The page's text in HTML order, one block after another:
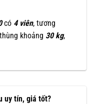
có 4 viên, tương
khoảng 30 kg,
uy tín, giá tốt?